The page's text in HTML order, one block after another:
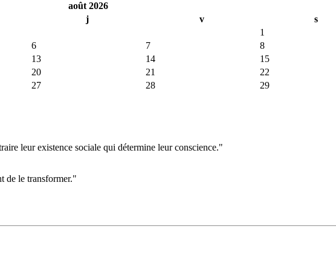
août 2026
j v s
1
6 7 8
13 14 15
20 21 22
27 28 29
leur existence sociale qui détermine leur conscience."
de le transformer."